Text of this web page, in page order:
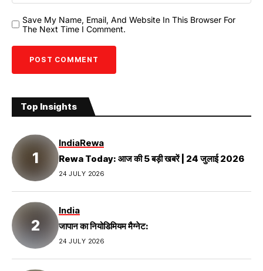
Save My Name, Email, And Website In This Browser For
The Next Time I Comment.
Top Insights
IndiaRewa
Rewa Today: आज की 5 बड़ी खबरें | 24 जुलाई 2026
24 JULY 2026
India
जापान का नियोडिमियम मैग्नेट:
24 JULY 2026